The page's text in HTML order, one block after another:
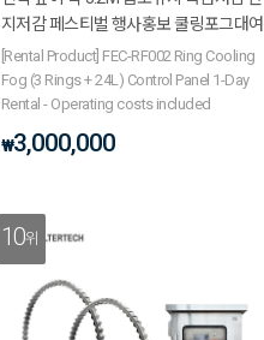
지저감 페스티벌 행사홍보 쿨링포그대여
[Rental Product] FEC-RF002 Ring Cooling
Fog (3 Rings + 24L) Control Panel 1-Day
Rental - Operating costs included
₩3,000,000
10위